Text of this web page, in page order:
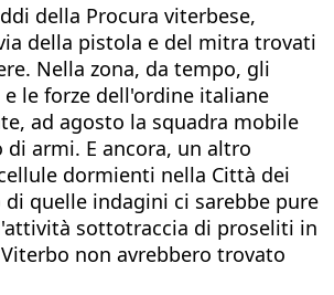
della Procura viterbese,
della pistola e del mitra trovati
Nella zona, da tempo, gli
le forze dell'ordine italiane
ad agosto la squadra mobile
armi. E ancora, un altro
dormienti nella Città dei
quelle indagini ci sarebbe pure
sottotraccia di proseliti in
non avrebbero trovato